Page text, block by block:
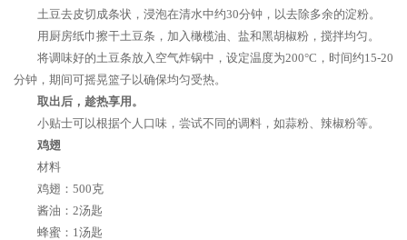
土豆去皮切成条状，浸泡在清水中约30分钟，以去除多余的淀粉。
用厨房纸巾擦干土豆条，加入橄榄油、盐和黑胡椒粉，搅拌均匀。
将调味好的土豆条放入空气炸锅中，设定温度为200°C，时间约15-20
分钟，期间可摇晃篮子以确保均匀受热。
取出后，趁热享用。
小贴士可以根据个人口味，尝试不同的调料，如蒜粉、辣椒粉等。
鸡翅
材料
鸡翅：500克
酱油：2汤匙
蜂蜜：1汤匙